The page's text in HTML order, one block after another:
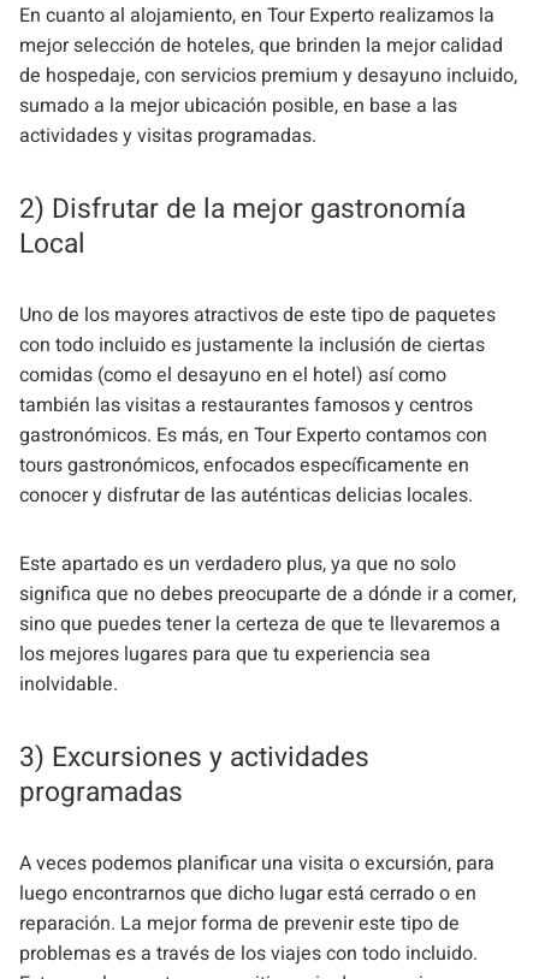
En cuanto al alojamiento, en Tour Experto realizamos la
mejor selección de hoteles, que brinden la mejor calidad
de hospedaje, con servicios premium y desayuno incluido,
sumado a la mejor ubicación posible, en base a las
actividades y visitas programadas.
2) Disfrutar de la mejor gastronomía
Local
Uno de los mayores atractivos de este tipo de paquetes
con todo incluido es justamente la inclusión de ciertas
comidas (como el desayuno en el hotel) así como
también las visitas a restaurantes famosos y centros
gastronómicos. Es más, en Tour Experto contamos con
tours gastronómicos, enfocados específicamente en
conocer y disfrutar de las auténticas delicias locales.
Este apartado es un verdadero plus, ya que no solo
significa que no debes preocuparte de a dónde ir a comer,
sino que puedes tener la certeza de que te llevaremos a
los mejores lugares para que tu experiencia sea
inolvidable.
3) Excursiones y actividades
programadas
A veces podemos planificar una visita o excursión, para
luego encontrarnos que dicho lugar está cerrado o en
reparación. La mejor forma de prevenir este tipo de
problemas es a través de los viajes con todo incluido.